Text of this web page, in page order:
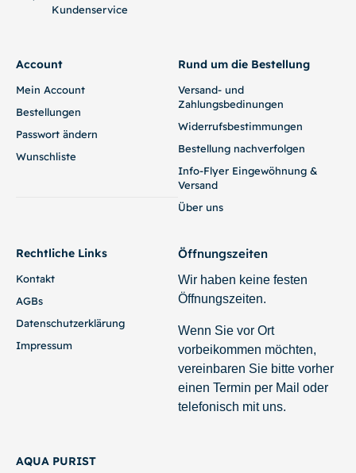
Kundenservice
Account
Mein Account
Bestellungen
Passwort ändern
Wunschliste
Rund um die Bestellung
Versand- und
Zahlungsbedinungen
Widerrufsbestimmungen
Bestellung nachverfolgen
Info-Flyer Eingewöhnung &
Versand
Über uns
Rechtliche Links
Kontakt
AGBs
Datenschutzerklärung
Impressum
Öffnungszeiten
Wir haben keine festen
Öffnungszeiten.
Wenn Sie vor Ort
vorbeikommen möchten,
vereinbaren Sie bitte vorher
einen Termin per Mail oder
telefonisch mit uns.
AQUA PURIST